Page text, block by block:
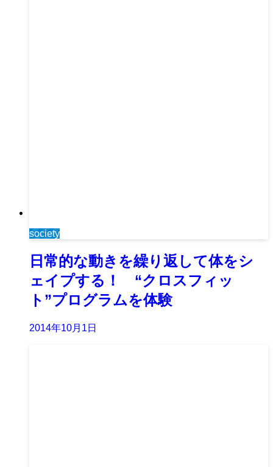
society
日常的な動きを繰り返して体をシ
ェイプする！ “クロスフィッ
ト”プログラムを体験
2014年10月1日